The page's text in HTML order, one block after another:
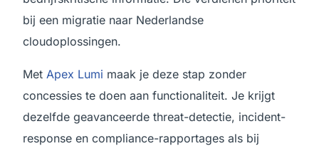
bij een migratie naar Nederlandse
cloudoplossingen.
Met Apex Lumi maak je deze stap zonder
concessies te doen aan functionaliteit. Je krijgt
dezelfde geavanceerde threat-detectie, incident-
response en compliance-rapportages als bij